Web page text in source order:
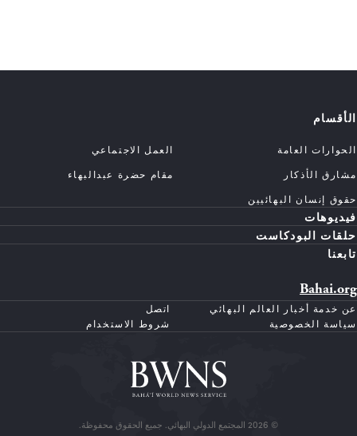
الأقسام
الحوارات العامة
العمل الاجتماعي
مشارق الأذكار
مقام حضرة عبدالبهاء
حقوق إنسان البهائيين
فيديوهات
حلقات البودكاست
تابعنا
Bahai.org
عن خدمة أخبار العالم البهائي
اتصل
سياسة الخصوصية
شروط الاستخدام
© 2026 المجتمع الدولي البهائي. جميع الحقوق محفوظة.